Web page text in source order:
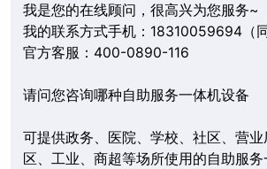
我是您的在线顾问，很高兴为您服务~
我的联系方式手机：18310059694（同
官方客服：400-0890-116
请问您咨询哪种自助服务一体机设备
可提供政务、医院、学校、社区、营业
区、工业、商超等场所使用的自助服